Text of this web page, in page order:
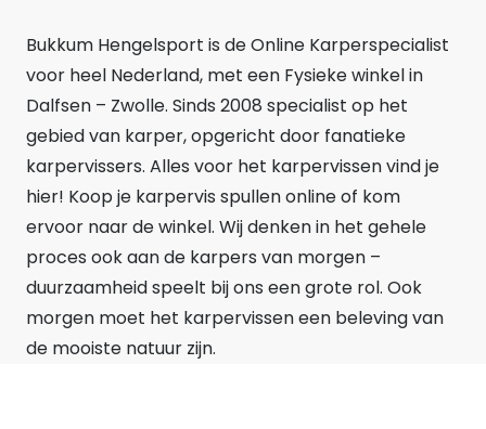
Bukkum Hengelsport is de Online Karperspecialist
voor heel Nederland, met een Fysieke winkel in
Dalfsen – Zwolle. Sinds 2008 specialist op het
gebied van karper, opgericht door fanatieke
karpervissers. Alles voor het karpervissen vind je
hier! Koop je karpervis spullen online of kom
ervoor naar de winkel. Wij denken in het gehele
proces ook aan de karpers van morgen –
duurzaamheid speelt bij ons een grote rol. Ook
morgen moet het karpervissen een beleving van
de mooiste natuur zijn.